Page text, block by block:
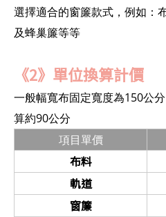
選擇適合的窗簾款式，例如：
及蜂巢簾等等
《2》單位換算計價
一般幅寬布固定寬度為150公
算約90公分
項目單價
布料
軌道
窗簾